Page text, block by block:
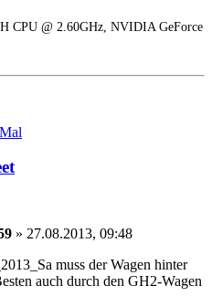
CPU @ 2.60GHz, NVIDIA GeForce
» 27.08.2013, 09:48
muss der Wagen hinter
auch durch den GH2-Wagen